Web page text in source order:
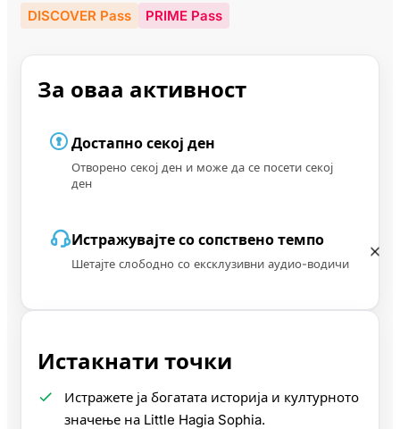
DISCOVER Pass PRIME Pass
За оваа активност
Достапно секој ден
Отворено секој ден и може да се посети секој
ден
Истражувајте со сопствено темпо
Шетајте слободно со ексклузивни аудио-водичи
Истакнати точки
Истражете ја богатата историја и културното
значење на Little Hagia Sophia.